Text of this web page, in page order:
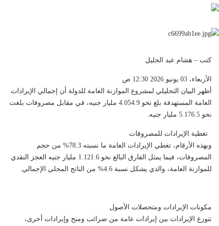
كتب – هشام عبد الجليل
الأربعاء، 03 يونيو 2026 12:30 ص
أظهر البيان التحليلي لمشروع الموازنة العامة للدولة أن إجمالي الإيرادات
العامة المستهدفة بلغ نحو 4.054.9 مليار جنيه، في مقابل مصروفات بلغت
نحو 5.176.5 مليار جنيه.
تغطية الإيرادات للمصروفات
وبهذه الأرقام، تغطي الإيرادات العامة ما نسبته 78.3% من حجم
المصروفات، فيما يمثل الفارق البالغ نحو 1.121.6 مليار جنيه العجز النقدي
للموازنة العامة، والذي يشكل نسبة 4.6% من الناتج المحلي الإجمالي.
مكونات الإيرادات ومتحصلات الأصول
تتوزع الإيرادات بين إيرادات عامة من ضرائب ومنح وإيرادات أخرى،